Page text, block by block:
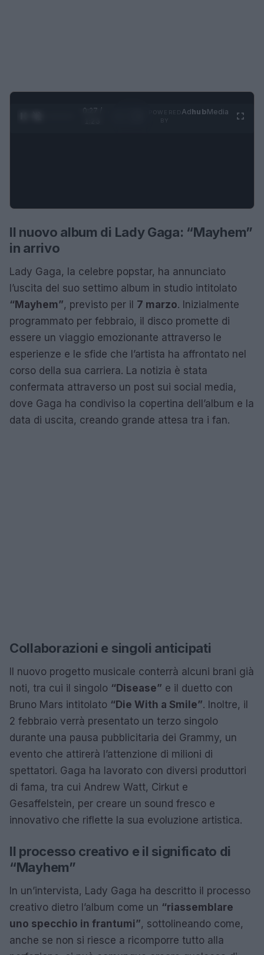
0:28 /
AdhubMedia
Il nuovo album di Lady Gaga: “Mayhem”
in arrivo
Lady Gaga, la celebre popstar, ha annunciato
l’uscita del suo settimo album in studio intitolato
“Mayhem”, previsto per il 7 marzo. Inizialmente
programmato per febbraio, il disco promette di
essere un viaggio emozionante attraverso le
esperienze e le sfide che l’artista ha affrontato nel
corso della sua carriera. La notizia è stata
confermata attraverso un post sui social media,
dove Gaga ha condiviso la copertina dell’album e la
data di uscita, creando grande attesa tra i fan.
Collaborazioni e singoli anticipati
Il nuovo progetto musicale conterrà alcuni brani già
noti, tra cui il singolo “Disease” e il duetto con
Bruno Mars intitolato “Die With a Smile”. Inoltre, il
2 febbraio verrà presentato un terzo singolo
durante una pausa pubblicitaria dei Grammy, un
evento che attirerà l’attenzione di milioni di
spettatori. Gaga ha lavorato con diversi produttori
di fama, tra cui Andrew Watt, Cirkut e
Gesaffelstein, per creare un sound fresco e
innovativo che riflette la sua evoluzione artistica.
Il processo creativo e il significato di
“Mayhem”
In un’intervista, Lady Gaga ha descritto il processo
creativo dietro l’album come un “riassemblare
uno specchio in frantumi”, sottolineando come,
anche se non si riesce a ricomporre tutto alla